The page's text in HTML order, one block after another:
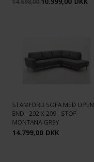
STAMFORD SOFA MED OPEN
END - 292 X 209 - STOF
MONTANA GREY
14.799,00 DKK